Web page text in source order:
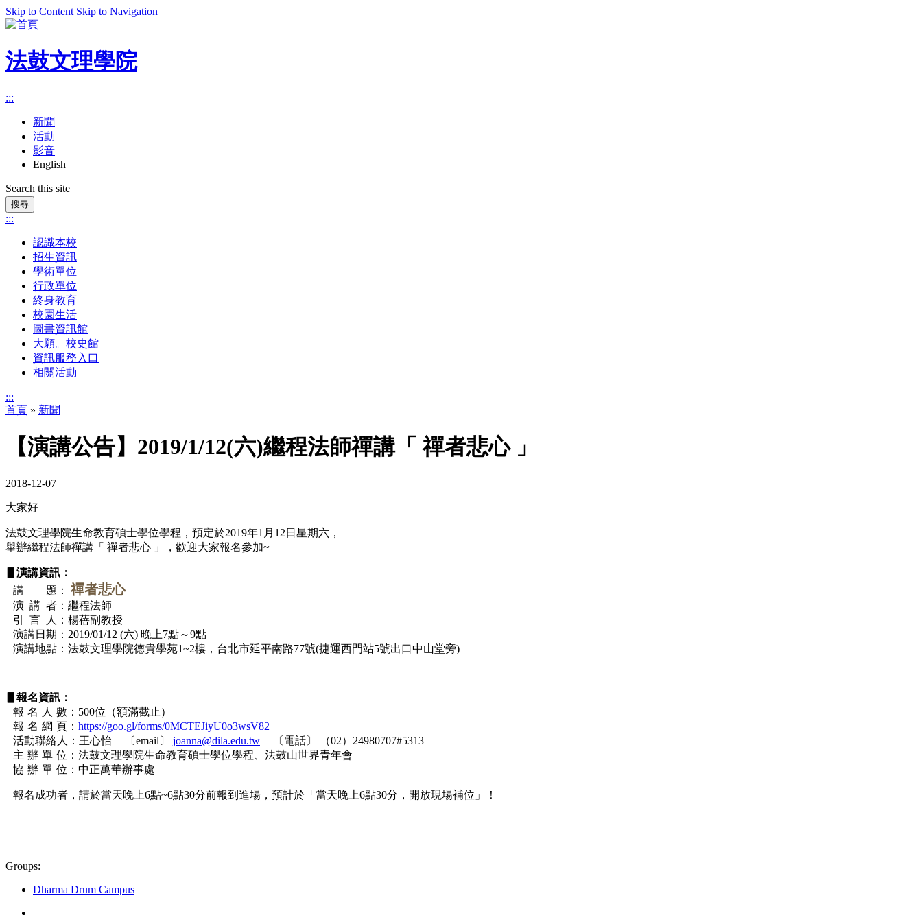
Skip to Content Skip to Navigation
法鼓文理學院
:::
新聞
活動
影音
English
Search this site
:::
認識本校
招生資訊
學術單位
行政單位
終身教育
校園生活
圖書資訊館
大願。校史館
資訊服務入口
相關活動
:::
首頁 » 新聞
【演講公告】2019/1/12(六)繼程法師禪講「 禪者悲心 」
2018-12-07
大家好
法鼓文理學院生命教育碩士學位學程，預定於2019年1月12日星期六，
舉辦繼程法師禪講「 禪者悲心 」，歡迎大家報名參加~
▋演講資訊：
講 題： 禪者悲心
演講 者：繼程法師
引言
人：楊蓓副教授
演講日期：2019/01/12 (六) 晚上7點～9點
演講地點：法鼓文理學院德貴學苑1~2樓，台北市延平南路77號(捷運西門站5號出口中山堂旁)
▋報名資訊：
報名人 數：500位（額滿截止）
報名網 頁： https://goo.gl/forms/0MCTEJiyU0o3wsV82
活動聯絡人：王心怡
〔email〕 joanna@dila.edu.tw
〔電話〕 （02）24980707#5313
主辦單 位：法鼓文理學院生命教育碩士學位學程、法鼓山世界青年會
協辦單 位：中正萬華辦事處
報名成功者，請於當天晚上6點~6點30分前報到進場，預計於「當天晚上6點30分，開放現場補位」！
Groups:
Dharma Drum Campus